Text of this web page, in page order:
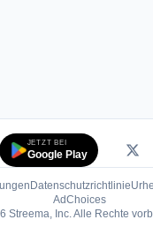
JETZT BEI
Google Play
Datenschutzrichtlinie
AdChoices(öffnet in
Streema, Inc. Alle Rechte